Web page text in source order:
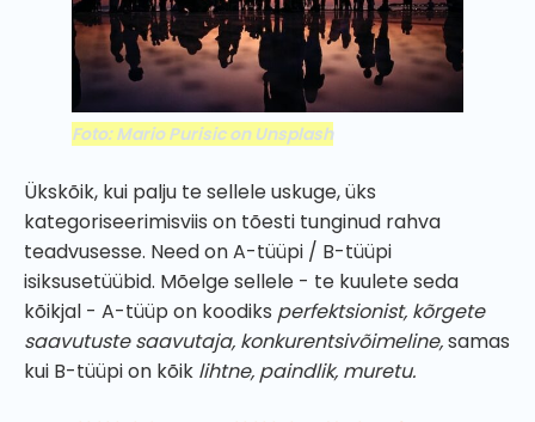
Foto: Mario Purisic on Unsplash
Ükskõik, kui palju te sellele uskuge, üks
kategoriseerimisviis on tõesti tunginud rahva
teadvusesse. Need on A-tüüpi / B-tüüpi
isiksusetüübid. Mõelge sellele - te kuulete seda
kõikjal - A-tüüp on koodiks perfektsionist, kõrgete
saavutuste saavutaja, konkurentsivõimeline,samas
kui B-tüüpi on kõik lihtne, paindlik, muretu.